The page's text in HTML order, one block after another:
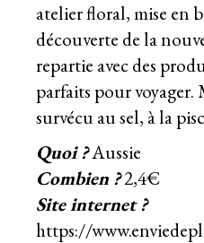
atelier floral, mise en
découverte de la
repartie avec des
parfaits pour voyager.
survécu au sel, à la
Quoi ?Aussie
Combien ?2,4€
Site internet ?
https://